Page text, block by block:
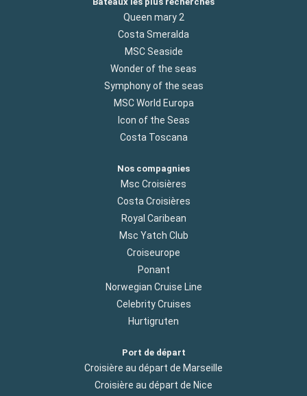
Queen mary 2
Costa Smeralda
MSC Seaside
Wonder of the seas
Symphony of the seas
MSC World Europa
Icon of the Seas
Costa Toscana
Nos compagnies
Msc Croisières
Costa Croisières
Royal Caribean
Msc Yatch Club
Croiseurope
Ponant
Norwegian Cruise Line
Celebrity Cruises
Hurtigruten
Port de départ
Croisière au départ de Marseille
Croisière au départ de Nice